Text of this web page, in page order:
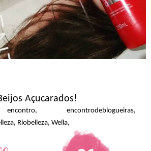
Açucarados!
encontro, encontrodeblogueiras,
, Riobelleza, Wella,